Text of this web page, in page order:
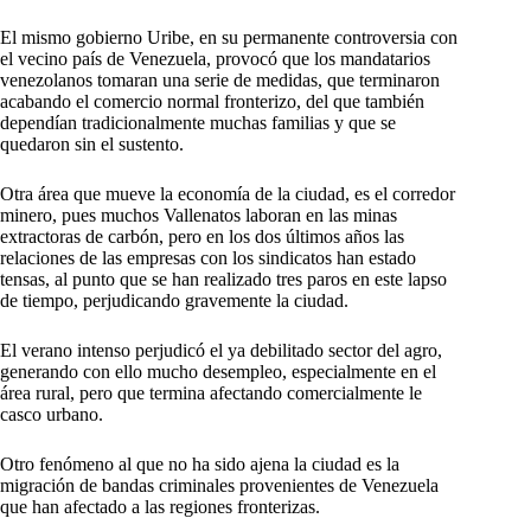
El mismo gobierno Uribe, en su permanente controversia con
el vecino país de Venezuela, provocó que los mandatarios
venezolanos tomaran una serie de medidas, que terminaron
acabando el comercio normal fronterizo, del que también
dependían tradicionalmente muchas familias y que se
quedaron sin el sustento.
Otra área que mueve la economía de la ciudad, es el corredor
minero, pues muchos Vallenatos laboran en las minas
extractoras de carbón, pero en los dos últimos años las
relaciones de las empresas con los sindicatos han estado
tensas, al punto que se han realizado tres paros en este lapso
de tiempo, perjudicando gravemente la ciudad.
El verano intenso perjudicó el ya debilitado sector del agro,
generando con ello mucho desempleo, especialmente en el
área rural, pero que termina afectando comercialmente le
casco urbano.
Otro fenómeno al que no ha sido ajena la ciudad es la
migración de bandas criminales provenientes de Venezuela
que han afectado a las regiones fronterizas.